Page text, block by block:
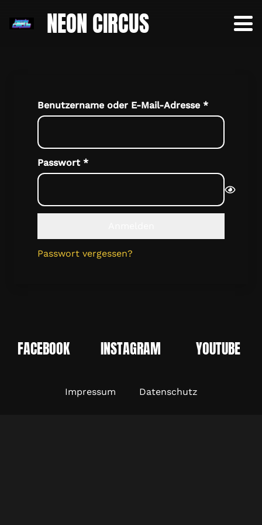
NEON CIRCUS
Benutzername oder E-Mail-Adresse *Erforderlich
Passwort *Erforderlich
Passwort vergessen?
FACEBOOK INSTAGRAM YOUTUBE
Impressum Datenschutz